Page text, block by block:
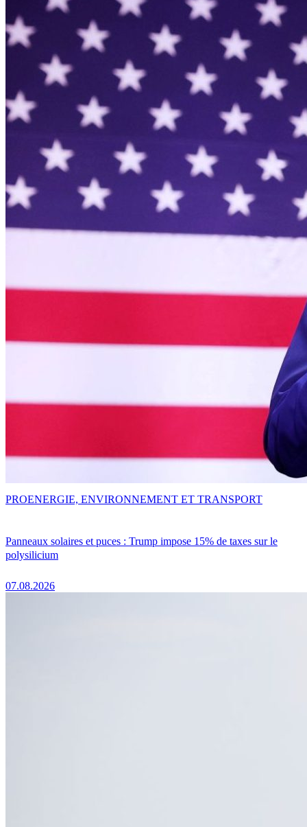
Panneaux solaires et puces : Trump impose 15% de taxes sur le
polysilicium
07.08.2026
PROENERGIE, ENVIRONNEMENT ET TRANSPORT